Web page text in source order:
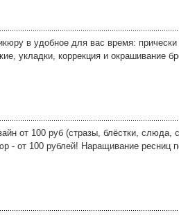
в удобное для вас время:
укладки, коррекция и окрашивание
от 100 руб (стразы, блёстки, слюда,
- от 100 рублей! Наращивание ресниц